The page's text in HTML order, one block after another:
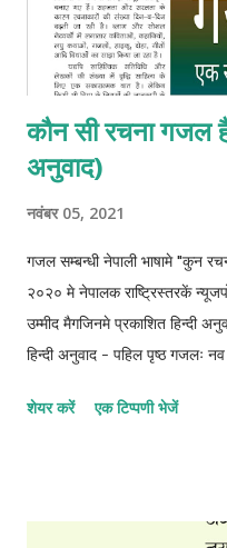
कौन सी रचना गजल
अनुवाद)
नवंबर 05, 2021
गजल सम्बन्धी नेपाली भाषामे "कुन
२०२० मे नेपालक राष्ट्रिस्तरकें
उम्मीद मैगजिनमे प्रकाशित हिन्दी
हिन्दी अनुवाद - पहिल पृष्ठ गजलः
शेयर करें एक टिप्पणी भेजें